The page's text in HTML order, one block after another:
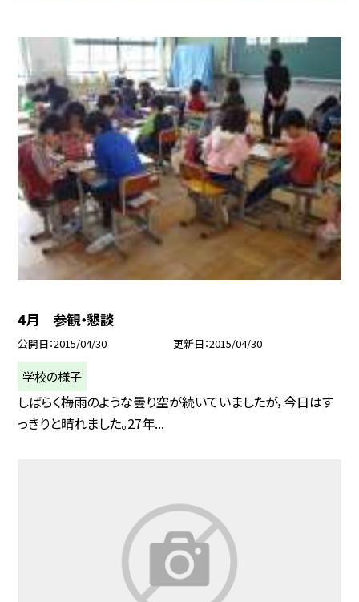
4月 参観・懇談
公開日 2015/04/30 更新日 2015/04/30
学校の様子
しばらく梅雨のような曇り空が続いていましたが，今日はす
っきりと晴れました。27年...